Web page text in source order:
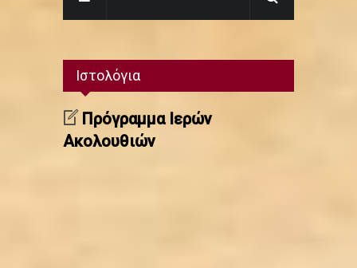
Ιστολόγια
Πρόγραμμα Ιερών
Ακολουθιών